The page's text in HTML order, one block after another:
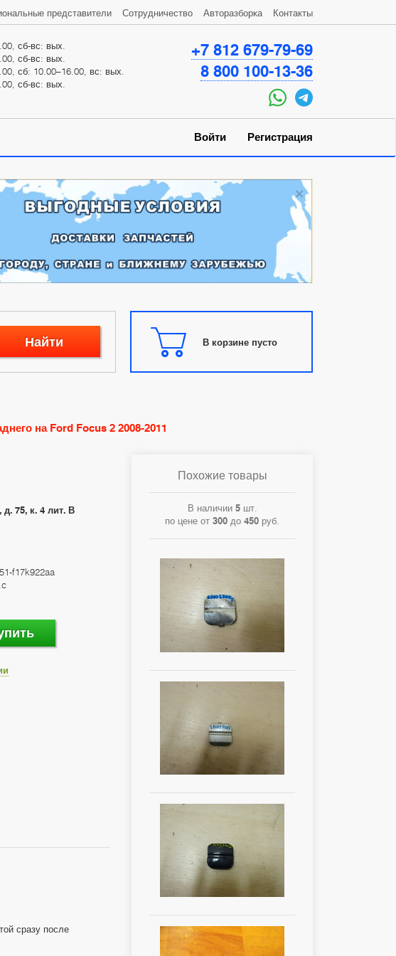
сб-вс: вых.
сб-вс: вых.
сб: 10.00–16.00, вс: вых.
сб-вс: вых.
+7 812 679-79-69
8 800 100-13-36
представители Сотрудничество Авторазборка Контакты
Войти Регистрация
×
Найти В корзине пусто
на Ford Focus 2 2008-2011
75, к. 4 лит. В
f17k922aa
сразу после
Похожие товары
В наличии 5шт.
по цене от 300 до 450 руб.